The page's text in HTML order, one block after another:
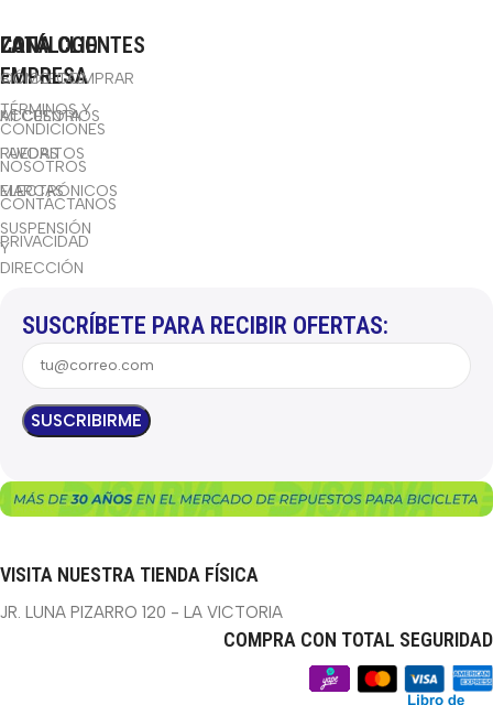
CATÁLOGO
BICICLETAS
ACCESORIOS
RUEDAS
ELECTRÓNICOS
SUSPENSIÓN
Y
DIRECCIÓN
LA
EMPRESA
TÉRMINOS Y
CONDICIONES
NOSOTROS
CONTÁCTANOS
PRIVACIDAD
ZONA CLIENTES
CÓMO COMPRAR
MI CUENTA
FAVORITOS
MARCAS
SUSCRÍBETE PARA RECIBIR OFERTAS:
VISITA NUESTRA TIENDA FÍSICA
JR. LUNA PIZARRO 120 - LA VICTORIA
COMPRA CON TOTAL SEGURIDAD